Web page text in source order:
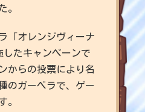
。
「オレンジヴィーナ
たキャンペーンで
からの投票により名
のガーベラで、ゲー
。